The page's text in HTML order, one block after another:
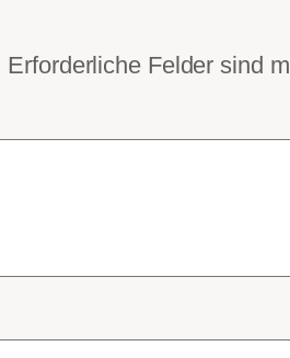
Erforderliche Felder sind